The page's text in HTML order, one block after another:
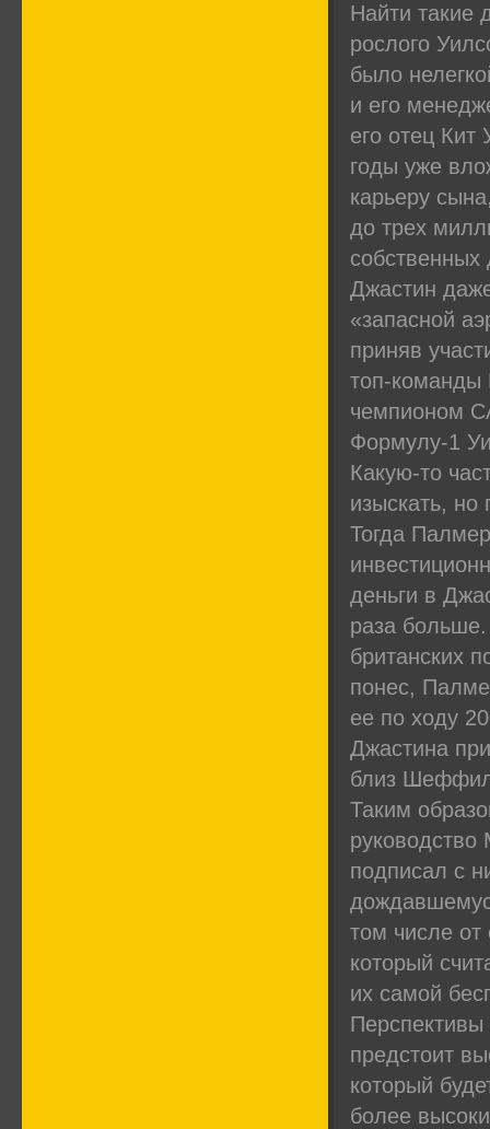
Найти такие
рослого
было
и его
его отец
годы уже
карьеру
до трех
собственных
Джастин
«запасной
приняв
топ-команды
чемпионом
Формулу-1
Какую-то
изыскать, но
Тогда
деньги в
раза больше.
британских
понес,
ее по ходу
Джастина
близ
Таким
руководство
подписал с
том числе от
который
их самой
предстоит
который
более